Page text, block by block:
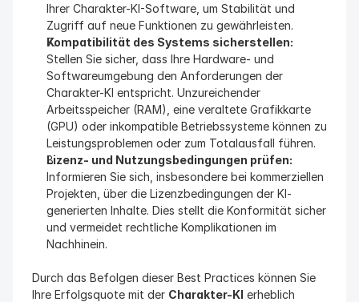
Ihrer Charakter-KI-Software, um Stabilität und
Zugriff auf neue Funktionen zu gewährleisten.
Kompatibilität des Systems sicherstellen:
Stellen Sie sicher, dass Ihre Hardware- und
Softwareumgebung den Anforderungen der
Charakter-KI entspricht. Unzureichender
Arbeitsspeicher (RAM), eine veraltete Grafikkarte
(GPU) oder inkompatible Betriebssysteme können zu
Leistungsproblemen oder zum Totalausfall führen.
Lizenz- und Nutzungsbedingungen prüfen:
Informieren Sie sich, insbesondere bei kommerziellen
Projekten, über die Lizenzbedingungen der KI-
generierten Inhalte. Dies stellt die Konformität sicher
und vermeidet rechtliche Komplikationen im
Nachhinein.
Durch das Befolgen dieser Best Practices können Sie
Ihre Erfolgsquote mit der Charakter-KI erheblich